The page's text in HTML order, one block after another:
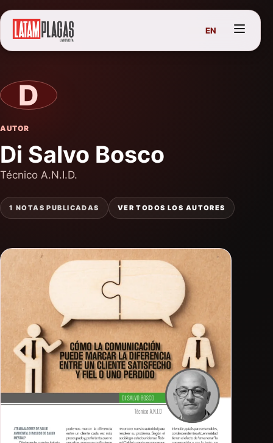
EN
D
AUTOR
Di Salvo Bosco
Técnico A.N.I.D.
1 NOTAS PUBLICADAS VER TODOS LOS AUTORES